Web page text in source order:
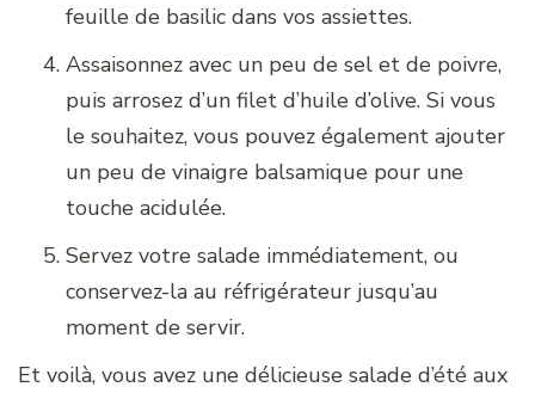
feuille de basilic dans vos assiettes.
Assaisonnez avec un peu de sel et de poivre,
puis arrosez d’un filet d’huile d’olive. Si vous
le souhaitez, vous pouvez également ajouter
un peu de vinaigre balsamique pour une
touche acidulée.
Servez votre salade immédiatement, ou
conservez-la au réfrigérateur jusqu’au
moment de servir.
Et voilà, vous avez une délicieuse salade d’été aux